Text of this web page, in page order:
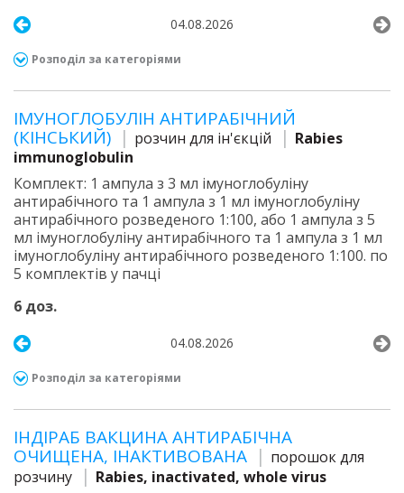
04.08.2026
Розподіл за категоріями
ІМУНОГЛОБУЛІН АНТИРАБІЧНИЙ
(КІНСЬКИЙ)
розчин для ін'єкцій
Rabies
immunoglobulin
Комплект: 1 ампула з 3 мл імуноглобуліну
антирабічного та 1 ампула з 1 мл імуноглобуліну
антирабічного розведеного 1:100, або 1 ампула з 5
мл імуноглобуліну антирабічного та 1 ампула з 1 мл
імуноглобуліну антирабічного розведеного 1:100. по
5 комплектів у пачці
6 доз.
04.08.2026
Розподіл за категоріями
ІНДІРАБ ВАКЦИНА АНТИРАБІЧНА
ОЧИЩЕНА, ІНАКТИВОВАНА
порошок для
розчину
Rabies, inactivated, whole virus